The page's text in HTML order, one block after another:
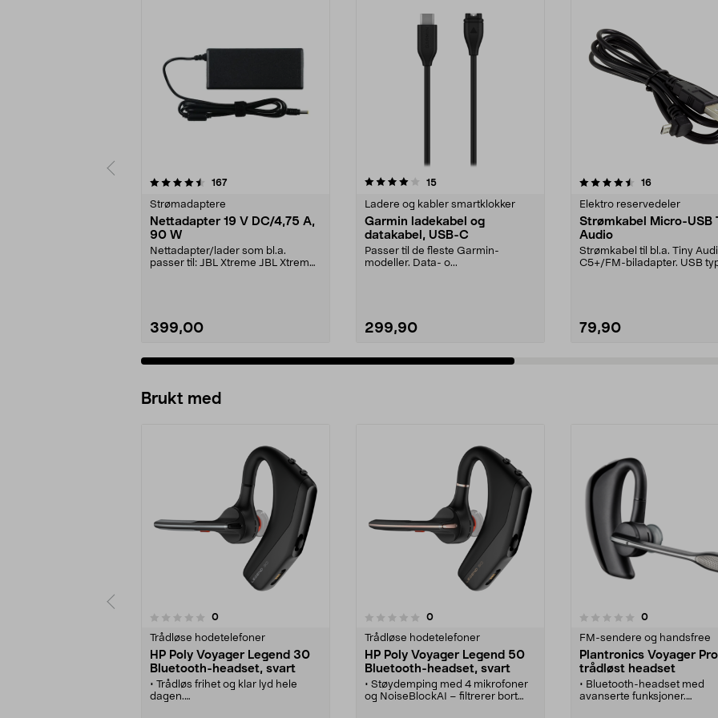
167anmeldelser
Strømadaptere
Nettadapter 19 V DC/4,75 A,
90 W
Nettadapter/lader som bl.a.
passer til: JBL Xtreme JBL Xtreme
399,00
4.0 av 5 stjerner 15anmeldelser
Ladere og kabler smartklokker
Garmin ladekabel og
datakabel, USB-C
Passer til de fleste Garmin-
modeller. Data- o...
299,90
4.5 av 5 stjerner 16anmeldelser
Elektro reservedeler
Strømkabel Micro-USB
Audio
Strømkabel til bl.a. Tiny
C5+/FM-biladapter. USB
79,90
4.5 av 5 stjerner
Brukt med
0anmeldelser
Trådløse hodetelefoner
HP Poly Voyager Legend 30
Bluetooth-headset, svart
• Trådløs frihet og klar lyd hele
dagen.
0.0 av 5 stjerner 0anmeldelser
Trådløse hodetelefoner
HP Poly Voyager Legend 50
Bluetooth-headset, svart
• Støydemping med 4 mikrofoner
og NoiseBlockAI – filtrerer bort
0.0 av 5 stjerner 0anmeldelser
FM-sendere og handsfree
Plantronics Voyager
trådløst headset
• Bluetooth-headset med
avanserte funksjoner.
0.0 av 5 stjerner